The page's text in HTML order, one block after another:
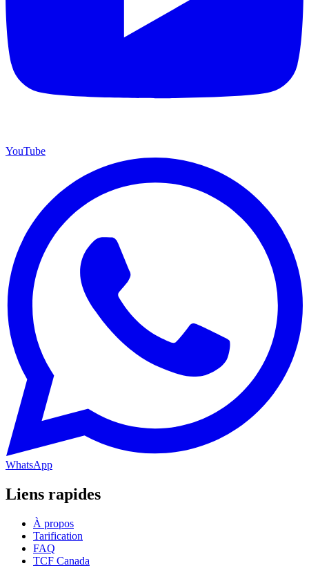
YouTube
WhatsApp
Liens rapides
À propos
Tarification
FAQ
TCF Canada